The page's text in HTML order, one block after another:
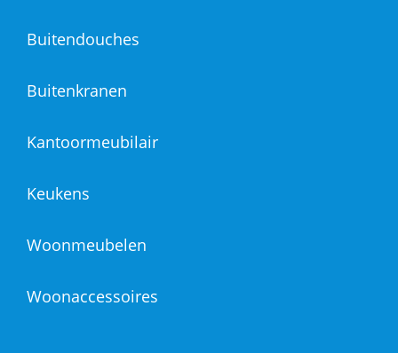
Buitendouches
Buitenkranen
Kantoormeubilair
Keukens
Woonmeubelen
Woonaccessoires